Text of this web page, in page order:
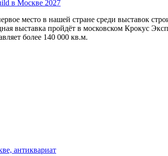
в Москве 2027
место в нашей стране среди выставок
выставка пройдёт в московском Крокус
более 140 000 кв.м.
антиквариат